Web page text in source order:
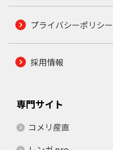
プライバシーポリシー
採用情報
専門サイト
コメリ産直